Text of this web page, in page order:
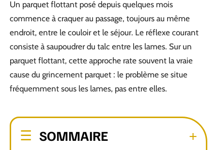
Un parquet flottant posé depuis quelques mois
commence à craquer au passage, toujours au même
endroit, entre le couloir et le séjour. Le réflexe courant
consiste à saupoudrer du talc entre les lames. Sur un
parquet flottant, cette approche rate souvent la vraie
cause du grincement parquet : le problème se situe
fréquemment sous les lames, pas entre elles.
SOMMAIRE